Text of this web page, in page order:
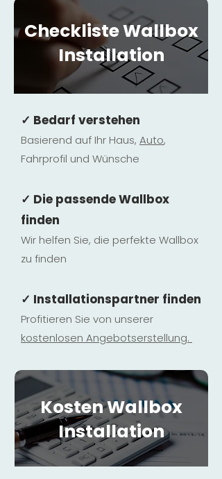
Checkliste Wallbox
Installation
✓ Bedarf verstehen
Basierend auf Ihr Haus, Auto,
Fahrprofil und Wünsche
✓ Die passende Wallbox
finden
Wir helfen Sie, die perfekte Wallbox
zu finden
✓ Installationspartner finden
Profitieren Sie von unserer
kostenlosen Angebotserstellung.
Kosten Wallbox
Installation